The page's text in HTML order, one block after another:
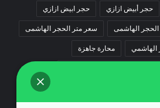
حجر أبيض ازازي حجر ابيض ازازي
الهاشمى سعر متر الحجر الهاشمى
الهاشمي محارة جاهزة